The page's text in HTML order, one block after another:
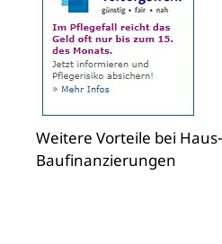
Weitere Vorteile bei
Baufinanzierungen